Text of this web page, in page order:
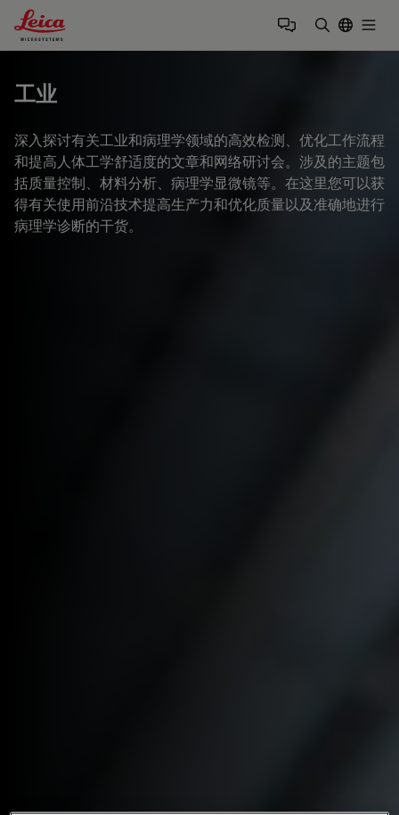
Leica Microsystems Logo
工业
深入探讨有关工业和病理学领域的高效检测、优化工作流程
和提高人体工学舒适度的文章和网络研讨会。涉及的主题包
括质量控制、材料分析、病理学显微镜等。在这里您可以获
得有关使用前沿技术提高生产力和优化质量以及准确地进行
病理学诊断的干货。